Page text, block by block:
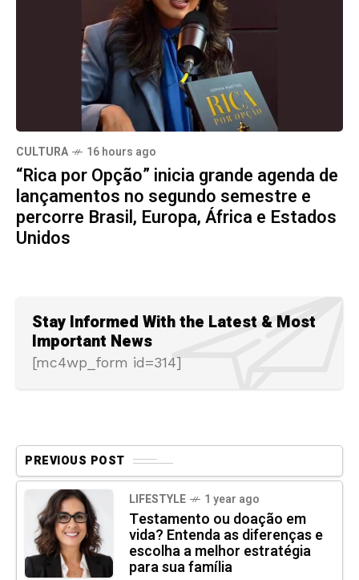
CULTURA 16 hours ago
“Rica por Opção” inicia grande agenda de
lançamentos no segundo semestre e
percorre Brasil, Europa, África e Estados
Unidos
Stay Informed With the Latest & Most
Important News
[mc4wp_form id=314]
PREVIOUS POST
LIFESTYLE 1 year ago
Testamento ou doação em
vida? Entenda as diferenças e
escolha a melhor estratégia
para sua família